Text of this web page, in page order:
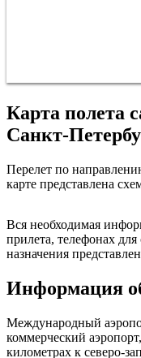
Карта полета
Санкт-
Перелет по
карте представлена
Вся необходимая
прилета, телефонах
назначения
Информация
Международный
коммерческий
километрах к северо-